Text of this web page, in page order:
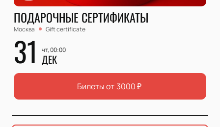
ПОДАРОЧНЫЕ СЕРТИФИКАТЫ
Москва Gift certificate
31 чт, 00:00
ДЕК
Билеты от 3000₽